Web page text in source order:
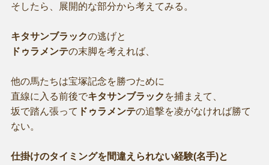
そしたら、展開的な部分から考えてみる。
キタサンブラックの逃げと
ドゥラメンテの末脚を考えれば、
他の馬たちは宝塚記念を勝つために
直線に入る前後でキタサンブラック を捕まえて、
坂で踏ん張って ドゥラメンテの追撃を凌がなければ勝て
ない。
仕掛けのタイミングを間違えられない経験(名手)と